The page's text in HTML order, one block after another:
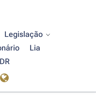
Legislação
Lia